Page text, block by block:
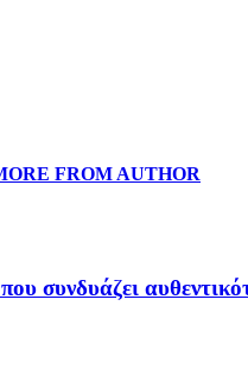
FROM AUTHOR
συνδυάζει